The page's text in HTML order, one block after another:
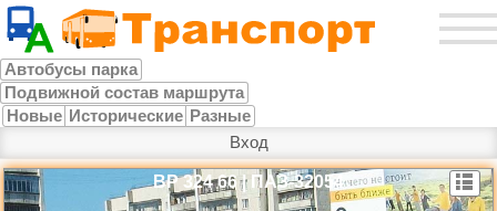
Автобусы парка
Подвижной состав маршрута
Новые Исторические Разные
Вход
ВР 324 66 | ПАЗ-32054